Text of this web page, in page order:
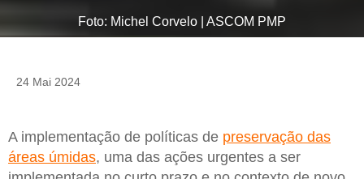
Foto: Michel Corvelo | ASCOM PMP
24 Mai 2024
A implementação de políticas de preservação das
áreas úmidas, uma das ações urgentes a ser